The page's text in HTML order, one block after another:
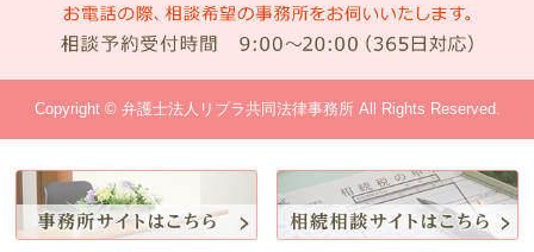
Copyright © 弁護士法人リブラ共同法律事務所 All Rights Reserved.